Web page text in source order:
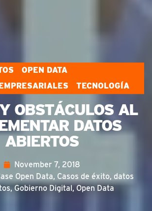
OPEN DATA
TECNOLOGÍA
OBSTÁCULOS AL
DATOS
ABIERTOS
November 7, 2018
Open Data, Casos de éxito, datos
, Gobierno Digital,Open Data